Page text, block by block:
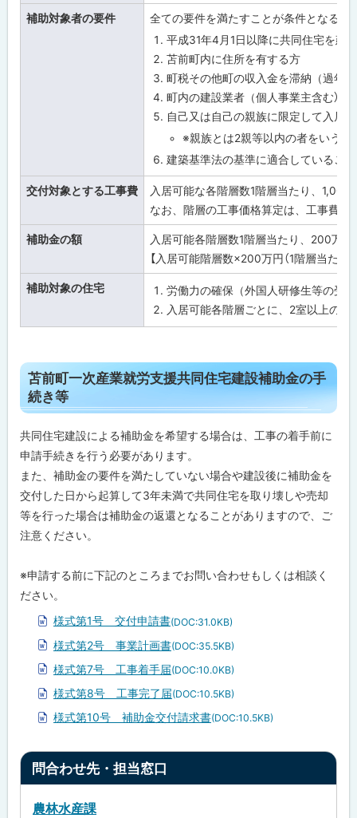
と
は
援
共
建
助
金
苫
前
町
一
次
産
業
就
労
支
援
同
住
宅
設
補
助
先
担
補助対象者の要件
全ての要件を満たすことが条件となる
平成31年4月1日以降に共同住宅を建
苫前町内に住所を有する方
町税その他町の収入金を滞納（過年度
町内の建設業者（個人事業主含む）に
自己又は自己の親族に限定して入居
※親族とは2親等以内の者をいう
建築基準法の基準に適合していること
交付対象とする工事費
入居可能な各階層数1階層当たり、1,000
なお、階層の工事価格算定は、工事費
補助金の額
入居可能各階層数1階層当たり、200万円
【入居可能階層数×200万円（1階層当たり
補助対象の住宅
労働力の確保（外国人研修生等の受
入居可能各階層ごとに、2室以上の居
ト
ッ
プ
に
戻
る
苫前町一次産業就労支援共同住宅建設補助金の手
続き等
共同住宅建設による補助金を希望する場合は、工事の着手前に
申請手続きを行う必要があります。
また、補助金の要件を満たしていない場合や建設後に補助金を
交付した日から起算して3年未満で共同住宅を取り壊しや売却
等を行った場合は補助金の返還となることがありますので、ご
注意ください。
※申請する前に下記のところまでお問い合わせもしくは相談く
ださい。
様式第1号 交付申請書(DOC:31.0KB)
様式第2号 事業計画書(DOC:35.5KB)
様式第7号 工事着手届(DOC:10.0KB)
様式第8号 工事完了届(DOC:10.5KB)
様式第10号 補助金交付請求書(DOC:10.5KB)
ト
問合わせ先・担当窓口
農林水産課